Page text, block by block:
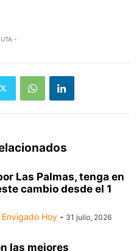
-
Las Palmas, tenga en
cambio desde el 1
Hoy - 31 julio, 2026
las mejores